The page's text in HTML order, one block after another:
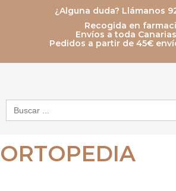
¿Alguna duda? Llámanos
Recogida en
Envíos a toda
Pedidos a partir de 45€
Buscar:
ORTOPEDIA